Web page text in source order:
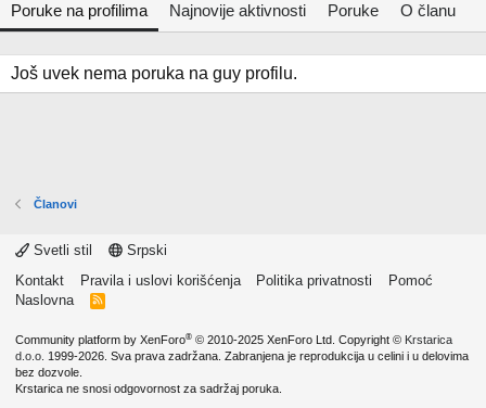
Poruke na profilima Najnovije aktivnosti Poruke O članu
Još uvek nema poruka na guy profilu.
Članovi
Svetli stil
Srpski
Kontakt
Pravila i uslovi korišćenja Politika privatnosti
Pomoć
Naslovna
R
Community platform by XenForo® © 2010-2025 XenForo Ltd. Copyright © Krstarica
d.o.o. 1999-2026. Sva prava zadržana. Zabranjena je reprodukcija u celini i u delovima
bez dozvole.
Krstarica ne snosi odgovornost za sadržaj poruka.